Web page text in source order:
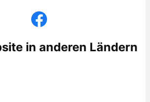
in anderen Ländern